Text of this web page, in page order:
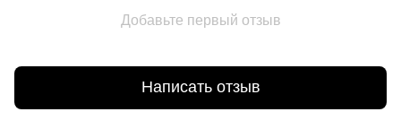
Добавьте первый отзыв
Написать отзыв